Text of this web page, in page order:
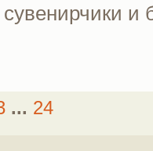
и
... 24